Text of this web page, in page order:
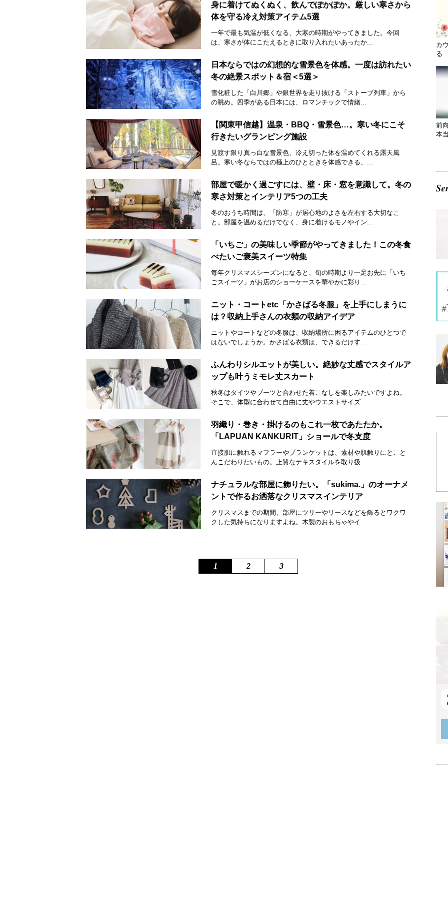
身に着けてぬくぬく、飲んでぽかぽか。厳しい寒さから
体を守る冷え対策アイテム5選
一年で最も気温が低くなる、大寒の時期がやってきました。今回
は、寒さが体にこたえるときに取り入れたいあったか...
日本ならではの幻想的な雪景色を体感。一度は訪れたい
冬の絶景スポット＆宿＜5選＞
雪化粧した「白川郷」や銀世界を走り抜ける「ストーブ列車」から
の眺め。四季がある日本には、ロマンチックで情緒...
【関東甲信越】温泉・BBQ・雪景色…。寒い冬にこそ
行きたいグランピング施設
見渡す限り真っ白な雪景色、冷え切った体を温めてくれる露天風
呂。寒い冬ならではの極上のひとときを体感できる、...
部屋で暖かく過ごすには、壁・床・窓を意識して。冬の
寒さ対策とインテリア5つの工夫
冬のおうち時間は、「防寒」が居心地のよさを左右する大切なこ
と。部屋を温めるだけでなく、身に着けるモノやイン...
「いちご」の美味しい季節がやってきました！この冬食
べたいご褒美スイーツ特集
毎年クリスマスシーズンになると、旬の時期より一足お先に「いち
ごスイーツ」がお店のショーケースを華やかに彩り...
ニット・コートetc「かさばる冬服」を上手にしまうに
は？収納上手さんの衣類の収納アイデア
ニットやコートなどの冬服は、収納場所に困るアイテムのひとつで
はないでしょうか。かさばる衣類は、できるだけす...
ふんわりシルエットが美しい。絶妙な丈感でスタイルア
ップも叶うミモレ丈スカート
秋冬はタイツやブーツと合わせた着こなしを楽しみたいですよね。
そこで、体型に合わせて自由に丈やウエストサイズ...
羽織り・巻き・掛けるのもこれ一枚であたたか。
「LAPUAN KANKURIT」ショールで冬支度
直接肌に触れるマフラーやブランケットは、素材や肌触りにとこと
んこだわりたいもの。上質なテキスタイルを取り扱...
ナチュラルな部屋に飾りたい。「sukima.」のオーナメ
ントで作るお洒落なクリスマスインテリア
クリスマスまでの期間、部屋にツリーやリースなどを飾るとワクワ
クした気持ちになりますよね。木製のおもちゃやイ...
1 2 3
カ
る
前
本